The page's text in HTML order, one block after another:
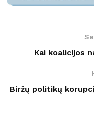
Kai koalicijos
Biržų politikų